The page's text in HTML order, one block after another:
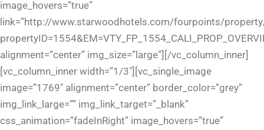
image_hovers=”true”
link=”http://www.starwoodhotels.com/fourpoints/
alignment=”center” img_size=”large”][/vc_column_inner]
[vc_column_inner width=”1/3″][vc_single_image
image=”1769″ alignment=”center” border_color=”grey”
img_link_large=”” img_link_target=”_blank”
css_animation=”fadeInRight” image_hovers=”true”